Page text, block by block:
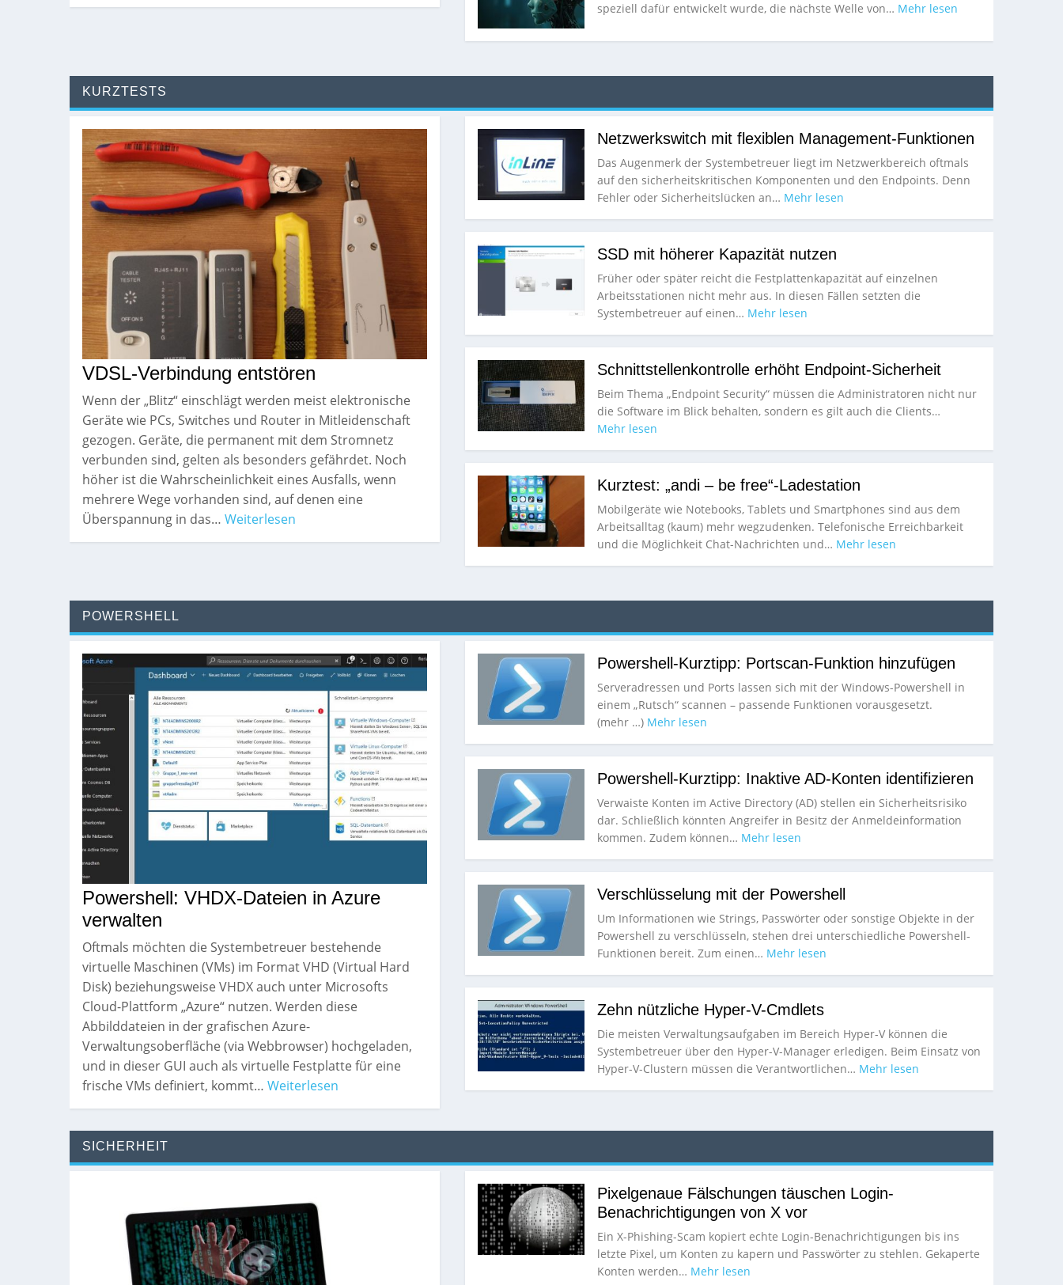
speziell dafür entwickelt wurde, die nächste Welle von… Mehr lesen
KURZTESTS
VDSL-Verbindung entstören
Wenn der „Blitz“ einschlägt werden meist elektronische
Geräte wie PCs, Switches und Router in Mitleidenschaft
gezogen. Geräte, die permanent mit dem Stromnetz
verbunden sind, gelten als besonders gefährdet. Noch
höher ist die Wahrscheinlichkeit eines Ausfalls, wenn
mehrere Wege vorhanden sind, auf denen eine
Überspannung in das… Weiterlesen
Netzwerkswitch mit flexiblen Management-Funktionen
Das Augenmerk der Systembetreuer liegt im Netzwerkbereich oftmals
auf den sicherheitskritischen Komponenten und den Endpoints. Denn
Fehler oder Sicherheitslücken an… Mehr lesen
SSD mit höherer Kapazität nutzen
Früher oder später reicht die Festplattenkapazität auf einzelnen
Arbeitsstationen nicht mehr aus. In diesen Fällen setzten die
Systembetreuer auf einen… Mehr lesen
Schnittstellenkontrolle erhöht Endpoint-Sicherheit
Beim Thema „Endpoint Security“ müssen die Administratoren nicht nur
die Software im Blick behalten, sondern es gilt auch die Clients…
Mehr lesen
Kurztest: „andi – be free“-Ladestation
Mobilgeräte wie Notebooks, Tablets und Smartphones sind aus dem
Arbeitsalltag (kaum) mehr wegzudenken. Telefonische Erreichbarkeit
und die Möglichkeit Chat-Nachrichten und… Mehr lesen
POWERSHELL
Powershell: VHDX-Dateien in Azure
verwalten
Oftmals möchten die Systembetreuer bestehende
virtuelle Maschinen (VMs) im Format VHD (Virtual Hard
Disk) beziehungsweise VHDX auch unter Microsofts
Cloud-Plattform „Azure“ nutzen. Werden diese
Abbilddateien in der grafischen Azure-
Verwaltungsoberfläche (via Webbrowser) hochgeladen,
und in dieser GUI auch als virtuelle Festplatte für eine
frische VMs definiert, kommt… Weiterlesen
Powershell-Kurztipp: Portscan-Funktion hinzufügen
Serveradressen und Ports lassen sich mit der Windows-Powershell in
einem „Rutsch“ scannen – passende Funktionen vorausgesetzt.
(mehr …) Mehr lesen
Powershell-Kurztipp: Inaktive AD-Konten identifizieren
Verwaiste Konten im Active Directory (AD) stellen ein Sicherheitsrisiko
dar. Schließlich könnten Angreifer in Besitz der Anmeldeinformation
kommen. Zudem können… Mehr lesen
Verschlüsselung mit der Powershell
Um Informationen wie Strings, Passwörter oder sonstige Objekte in der
Powershell zu verschlüsseln, stehen drei unterschiedliche Powershell-
Funktionen bereit. Zum einen… Mehr lesen
Zehn nützliche Hyper-V-Cmdlets
Die meisten Verwaltungsaufgaben im Bereich Hyper-V können die
Systembetreuer über den Hyper-V-Manager erledigen. Beim Einsatz von
Hyper-V-Clustern müssen die Verantwortlichen… Mehr lesen
SICHERHEIT
Pixelgenaue Fälschungen täuschen Login-
Benachrichtigungen von X vor
Ein X-Phishing-Scam kopiert echte Login-Benachrichtigungen bis ins
letzte Pixel, um Konten zu kapern und Passwörter zu stehlen. Gekaperte
Konten werden… Mehr lesen